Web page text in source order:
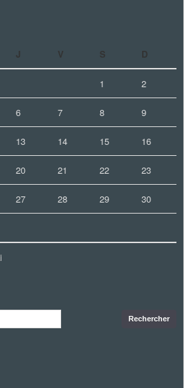
J V S D
1 2
6 7 8 9
13 14 15 16
20 21 22 23
27 28 29 30